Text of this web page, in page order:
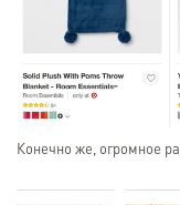
Конечно же, огромное